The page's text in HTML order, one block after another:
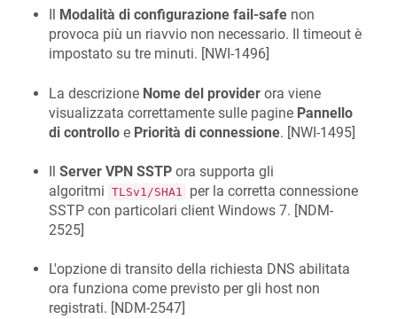
Modalità di configurazione fail-safe non
provoca più un riavvio non necessario. Il timeout è
impostato su tre minuti. [NWI-1496]
La descrizione Nome del provider ora viene
visualizzata correttamente sulle pagine Pannello
di controllo e Priorità di connessione. [NWI-1495]
Il Server VPN SSTP ora supporta gli
algoritmi TLSv1/SHA1
per la corretta connessione
SSTP con particolari client Windows 7. [NDM-
2525]
L'opzione di transito della richiesta DNS abilitata
ora funziona come previsto per gli host non
registrati. [NDM-2547]